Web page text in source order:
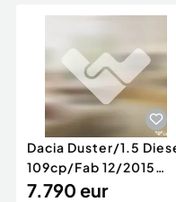
Animale de companie
Afaceri și
Inchiriere Bunuri si
Utilaje agricole si
Piese auto si accesorii
Dacia Duster
Dacia Duster/1.5
109cp/Fab 12/2015
/Euro 5/GARANTIE 12
7.790 eur